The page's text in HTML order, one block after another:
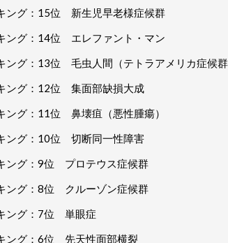
ング：15位 新生児早老様症候群
ング：14位 エレファント・マン
ング：13位 毛虫人間（テトラアメリカ症候群
ング：12位 集面部缺損大成
ング：11位 鼻壊疽（悪性腫瘍）
ング：10位 切断同一性障害
ング：9位 プロテウス症候群
ング：8位 クルーゾン症候群
ング：7位 単眼症
ング：6位 先天性面部横裂